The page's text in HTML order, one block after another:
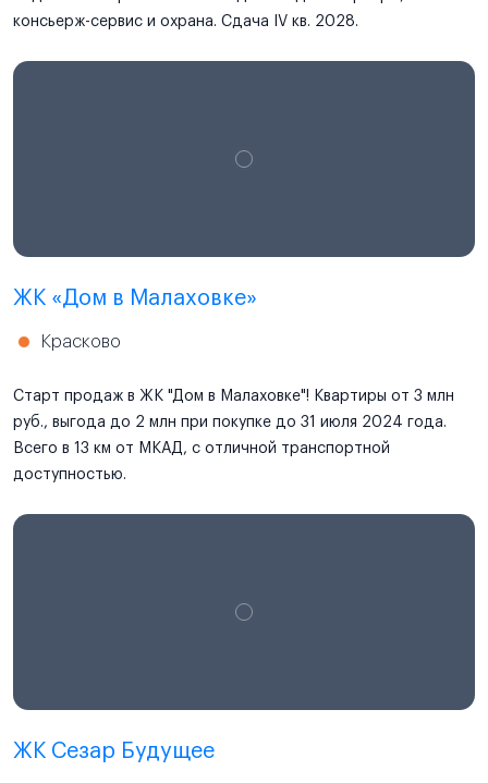
консьерж-сервис и охрана. Сдача IV кв. 2028.
ЖК «Дом в Малаховке»
Красково
Старт продаж в ЖК "Дом в Малаховке"! Квартиры от 3 млн
руб., выгода до 2 млн при покупке до 31 июля 2024 года.
Всего в 13 км от МКАД, с отличной транспортной
доступностью.
ЖК Сезар Будущее